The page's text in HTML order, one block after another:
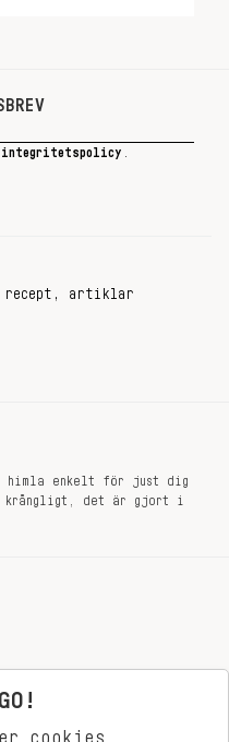
integritetspolicy
recept, artiklar
himla enkelt för just dig
krångligt, det är gjort i
cookies